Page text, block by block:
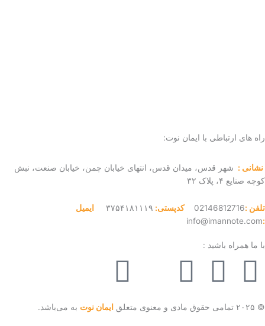
راه های ارتباطی با ایمان نوت:
نشانی : شهر قدس، میدان قدس، انتهای خیابان چمن، خیابان صنعت، نبش
کوچه صنایع ۴، پلاک ۳۲
تلفن :02146812716 کدپستی: ۳۷۵۴۱۸۱۱۱۹
ایمیل
:
info@imannote.com
با ما همراه باشید :
I
n
W
h
T
e
a
P
i
© ۲۰۲۵ تمامی حقوق مادی و معنوی متعلق ایمان نوت به می‌باشد.